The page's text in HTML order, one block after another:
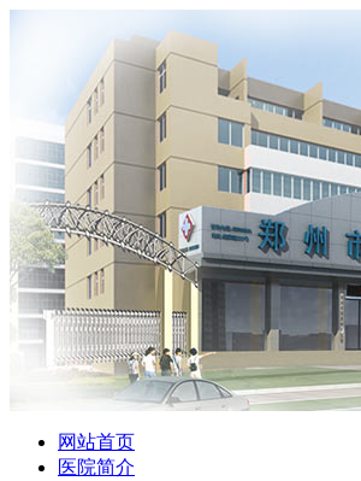
网站首页
医院简介